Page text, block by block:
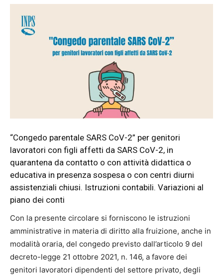
“Congedo parentale SARS CoV-2” per genitori
lavoratori con figli affetti da SARS CoV-2, in
quarantena da contatto o con attività didattica o
educativa in presenza sospesa o con centri diurni
assistenziali chiusi. Istruzioni contabili. Variazioni al
piano dei conti
Con la presente circolare si forniscono le istruzioni
amministrative in materia di diritto alla fruizione, anche in
modalità oraria, del congedo previsto dall’articolo 9 del
decreto-legge 21 ottobre 2021, n. 146, a favore dei
genitori lavoratori dipendenti del settore privato, degli